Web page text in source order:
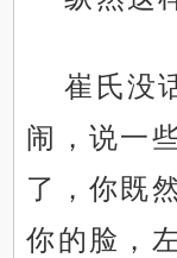
崔氏没
闹，说一
了，你既
你的脸，